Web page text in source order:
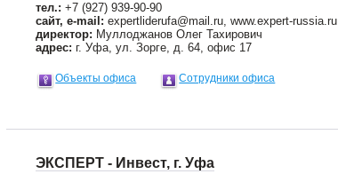
тел.: +7 (927) 939-90-90
сайт, e-mail: expertliderufa@mail.ru, www.expert-russia.ru
директор: Муллоджанов Олег Тахирович
адрес: г. Уфа, ул. Зорге, д. 64, офис 17
Объекты офиса Сотрудники офиса
ЭКСПЕРТ - Инвест, г. Уфа